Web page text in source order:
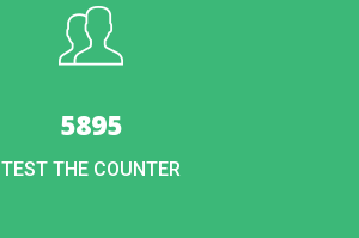
5895
TEST THE COUNTER